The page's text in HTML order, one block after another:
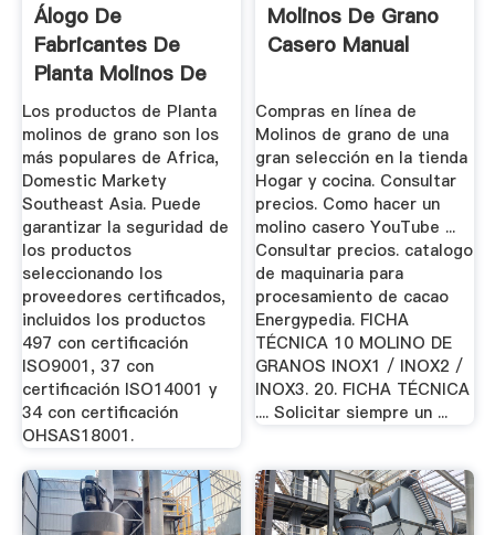
Álogo De
Fabricantes De
Planta Molinos De
Grano De Alta ...
Los productos de Planta
molinos de grano son los
más populares de Africa,
Domestic Markety
Southeast Asia. Puede
garantizar la seguridad de
los productos
seleccionando los
proveedores certificados,
incluidos los productos
497 con certificación
ISO9001, 37 con
certificación ISO14001 y
34 con certificación
OHSAS18001.
Molinos De Grano
Casero Manual
Compras en línea de
Molinos de grano de una
gran selección en la tienda
Hogar y cocina. Consultar
precios. Como hacer un
molino casero YouTube ...
Consultar precios. catalogo
de maquinaria para
procesamiento de cacao
Energypedia. FICHA
TÉCNICA 10 MOLINO DE
GRANOS INOX1 / INOX2 /
INOX3. 20. FICHA TÉCNICA
.... Solicitar siempre un ...